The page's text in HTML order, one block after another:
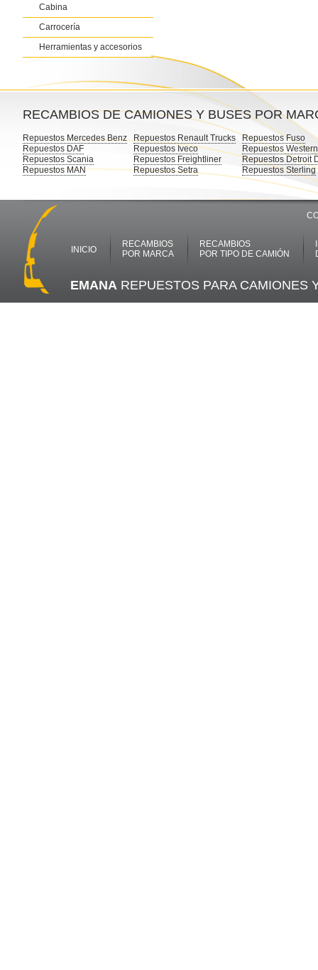
Cabina
Carrocería
Herramientas y accesorios
RECAMBIOS DE CAMIONES Y BUSES POR
Repuestos Mercedes Benz
Repuestos DAF
Repuestos Scania
Repuestos MAN
Repuestos Renault Trucks
Repuestos Iveco
Repuestos Freightliner
Repuestos Setra
Repuestos Fuso
Repuestos
Repuestos Detroit
Repuestos Sterling
INICIO
RECAMBIOS
POR MARCA
RECAMBIOS
POR TIPO DE CAMIÓN
EMANA REPUESTOS PARA CAMIONES